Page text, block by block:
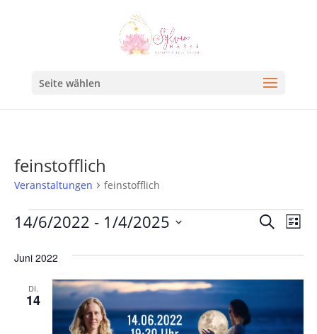
Seite wählen
feinstofflich
Veranstaltungen feinstofflich
und
SucheListe
14/6/2022 - 1/4/2025
wählen.
Juni 2022
DI.
14